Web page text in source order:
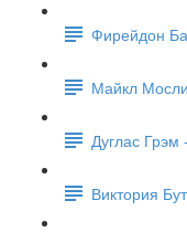
Фирейдон
Майкл
Дуглас
Виктория